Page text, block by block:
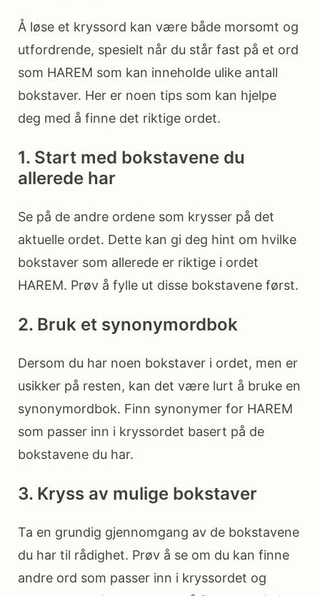
Å løse et kryssord kan være både morsomt og
utfordrende, spesielt når du står fast på et ord
som HAREM som kan inneholde ulike antall
bokstaver. Her er noen tips som kan hjelpe
deg med å finne det riktige ordet.
1. Start med bokstavene du
allerede har
Se på de andre ordene som krysser på det
aktuelle ordet. Dette kan gi deg hint om hvilke
bokstaver som allerede er riktige i ordet
HAREM. Prøv å fylle ut disse bokstavene først.
2. Bruk et synonymordbok
Dersom du har noen bokstaver i ordet, men er
usikker på resten, kan det være lurt å bruke en
synonymordbok. Finn synonymer for HAREM
som passer inn i kryssordet basert på de
bokstavene du har.
3. Kryss av mulige bokstaver
Ta en grundig gjennomgang av de bokstavene
du har til rådighet. Prøv å se om du kan finne
andre ord som passer inn i kryssordet og